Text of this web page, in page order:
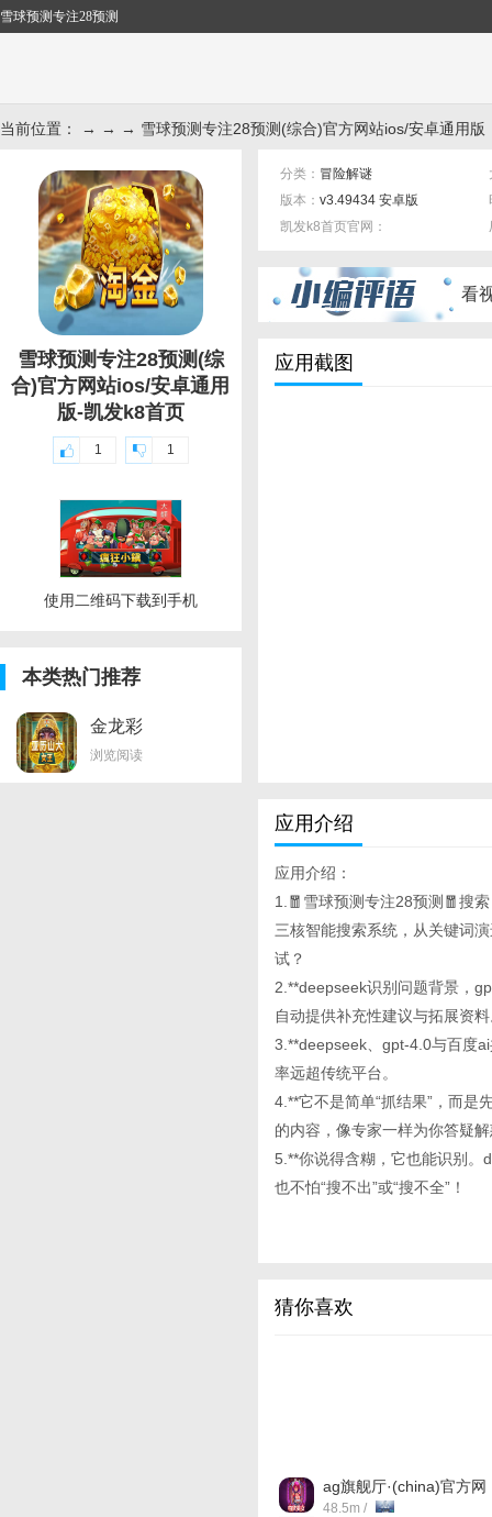
雪球预测专注28预测
当前位置： → → → 雪球预测专注28预测(综合)官方网站ios/安卓通用版
雪球预测专注28预测(综
合)官方网站ios/安卓通用
版-凯发k8首页
1 1
使用二维码下载到手机
本类热门推荐
金龙彩
82950k.ocm手机
版下载
浏览阅读
分类： 冒险解谜
版本： v3.49434 安卓版
凯发k8首页官网：
看
应用截图
应用介绍
应用介绍：
1.🧧雪球预测专注28预测🧧搜
三核智能搜索系统，从关键词
试？
2.**deepseek识别问题背景，
自动提供补充性建议与拓展资
3.**deepseek、gpt-4.0与百度
率远超传统平台。
4.**它不是简单“抓结果”，而是
的内容，像专家一样为你答疑
5.**你说得含糊，它也能识别
也不怕“搜不出”或“搜不全”！
猜你喜欢
ag旗舰厅·(china)官方网
站 v57.0.11 安卓版
48.5m /